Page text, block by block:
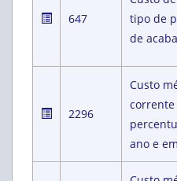
647
tipo de
de
2296
Custo
corrente
ano e